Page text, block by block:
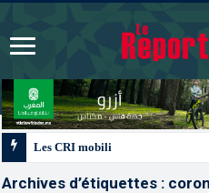
Les CRI mobilisés du 10 au 13 août
Archives d’étiquettes :